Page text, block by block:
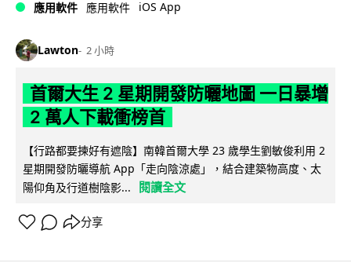
應用軟件 應用軟件 iOS App
Lawton 2 小時
首爾大生 2 星期開發防曬地圖 一日暴增
2 萬人下載衝榜首
【行路都要揀好有遮陰】南韓首爾大學 23 歲學生劉敏俊利用 2
星期開發防曬導航 App「走向陰涼處」，結合建築物高度、太
陽仰角及行道樹陰影...
閱讀全文
分享